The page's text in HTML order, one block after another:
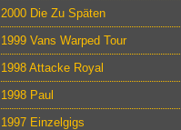
2000 Die Zu Späten
1999 Vans Warped Tour
1998 Attacke Royal
1998 Paul
1997 Einzelgigs